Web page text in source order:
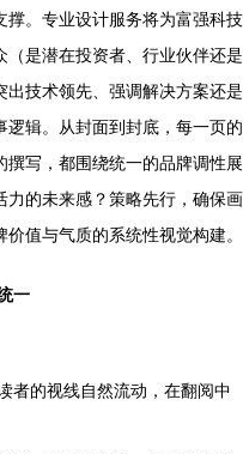
。专业设计服务将为富强科技
是潜在投资者、行业伙伴还是
技术领先、强调解决方案还是
逻辑。从封面到封底，每一页的
写，都围绕统一的品牌调性展
的未来感？策略先行，确保画
值与气质的系统性视觉构建。
一
者的视线自然流动，在翻阅中